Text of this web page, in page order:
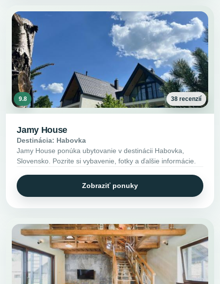
9.8 38 recenzií
Jamy House
Destinácia: Habovka
Jamy House ponúka ubytovanie v destinácii Habovka,
Slovensko. Pozrite si vybavenie, fotky a ďalšie informácie.
Zobraziť ponuky